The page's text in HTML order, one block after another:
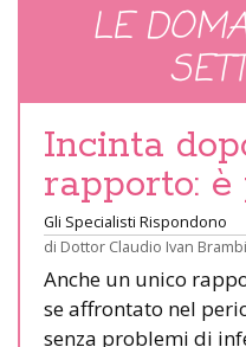
LE
Incinta
rapporto: è
Gli Specialisti Rispondono
di Dottor Claudio Ivan
Anche un unico
se affrontato nel
senza problemi di